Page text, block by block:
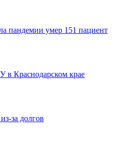
пандемии умер 151 пациент
в Краснодарском крае
за долгов